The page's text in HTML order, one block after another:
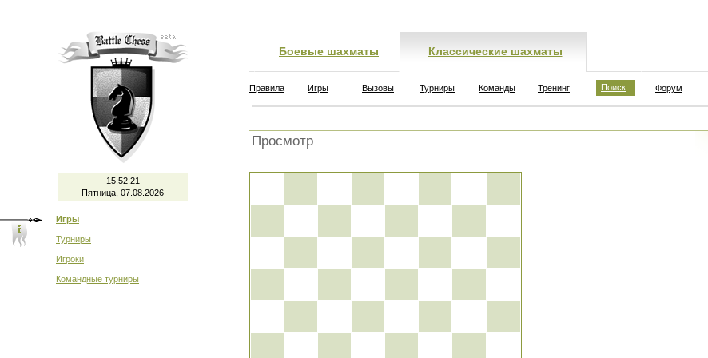
15:52:21
Пятница, 07.08.2026
Игры
Турниры
Игроки
Командные турниры
Боевые шахматы Классические шахматы
Правила Игры Вызовы Турниры Команды Тренинг Поиск Форум
Просмотр